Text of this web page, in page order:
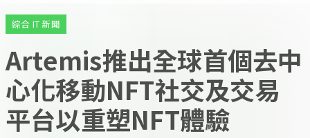
綜合 IT 新聞
Artemis推出全球首個去中
心化移動NFT社交及交易
平台以重塑NFT體驗